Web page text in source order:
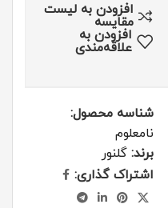
افزودن به لیست
مقایسه
افزودن به
علاقه‌مندی
شناسه محصول:
نامعلوم
برند:گلنور
اشتراک گذاری: